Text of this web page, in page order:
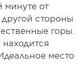
минуте от
стороны
горы.
место